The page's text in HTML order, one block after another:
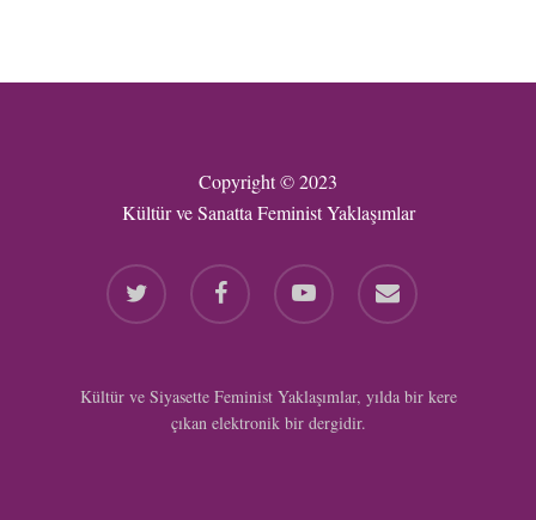
Copyright © 2023
Kültür ve Sanatta Feminist Yaklaşımlar
twitter facebook youtube email
Kültür ve Siyasette Feminist Yaklaşımlar, yılda bir kere
çıkan elektronik bir dergidir.